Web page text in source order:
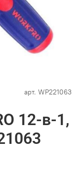
арт. WP221063
12-в-1,